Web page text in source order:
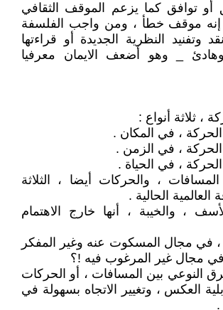
أو توافق كما يزعم الموقف الثقافي
. إنه موقف خطأ ، ومن واجب الفلسفة
وتفنيد النظرية الجديدة أو قراءتها
_ وهو أضعف الايمان معرفيا
، ثلاثة أنواع :
، والحركات أيضا ، الثلاثة
الحالية .
، والخيبة ، أنها خارج الاهتمام
، في مجال المسكوت عنه وغير المفكر
مجال غير المرغوب فيه !؟
النوعي بين المسافات ، أو الحركات
العكس ، وتغيير الاتجاه بسهولة في
.